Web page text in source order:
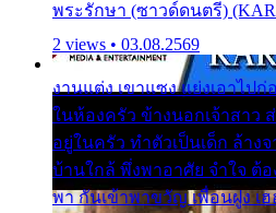
พระรักษา (ซาวด์ดนตรี)
2 views • 03.08.2569
งานแต่ง เขาแซง แย่งเอาไป
ในห้องครัว ข้างนอกเจ้าสาว
อยู่ในครัว ทำตัวเป็นเด็ก ล้าง
บ้านใกล้ พึ่งพาอาศัย จำใจ ต้อ
พา กันเข้าพาขวัญ เพื่อนฝูง เ